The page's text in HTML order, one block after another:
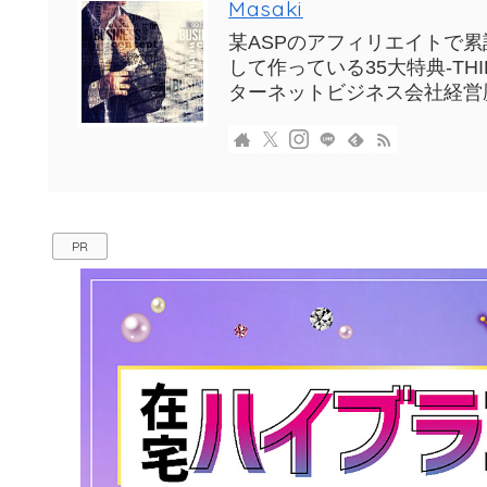
Masaki
某ASPのアフィリエイトで
して作っている35大特典-
ターネットビジネス会社経
PR